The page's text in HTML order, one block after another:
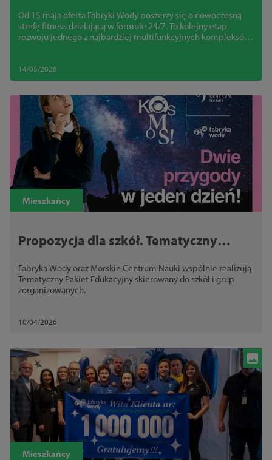
fitness
Od 15 maja oferta Fabryki Wody poszerzy się o nowoczesną
strefę fitness działającą w formule 24/7. To kolejny etap
rozwoju jednego z najbardziej multifunkcyjnych kompleksów
14/05/2026
Mieszkańcy
Propozycja dla szkół. Tematyczny
Morskiego Centrum Nauki
Fabryka Wody oraz Morskie Centrum Nauki wspólnie realizują
Tematyczny Pakiet Edukacyjny skierowany do szkół i grup
zorganizowanych.
10/04/2026
Mieszkańcy